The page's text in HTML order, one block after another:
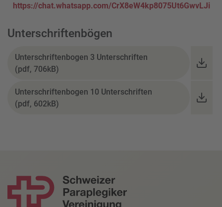
https://chat.whatsapp.com/CrX8eW4kp8075Ut6GwvLJi
Unterschriftenbögen
Unterschriftenbogen 3 Unterschriften
(pdf, 706kB)
Unterschriftenbogen 10 Unterschriften
(pdf, 602kB)